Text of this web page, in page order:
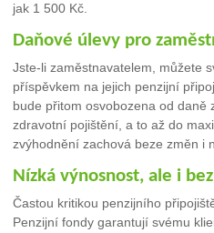
jak 1 500 Kč.
Daňové úlevy pro
Jste-li zaměstnavatelem, můžete
příspěvkem na jejich penzijní
bude přitom osvobozena od daně
zdravotní pojištění, a to až do
zvýhodnění zachová beze změn i
Nízká výnosnost, ale i
Častou kritikou penzijního
Penzijní fondy garantují svému